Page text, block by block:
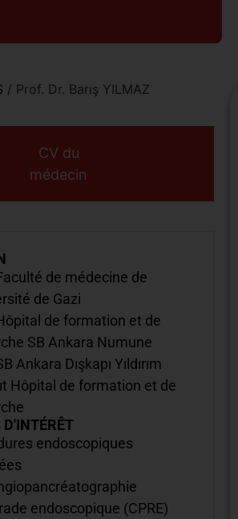
/ Prof. Dr. Barış YILMAZ
CV du
médecin
de médecine de
de Gazi
de formation et de
SB Ankara Numune
Ankara Dışkapı Yıldırım
Hôpital de formation et de
endoscopiques
endoscopique (CPRE)